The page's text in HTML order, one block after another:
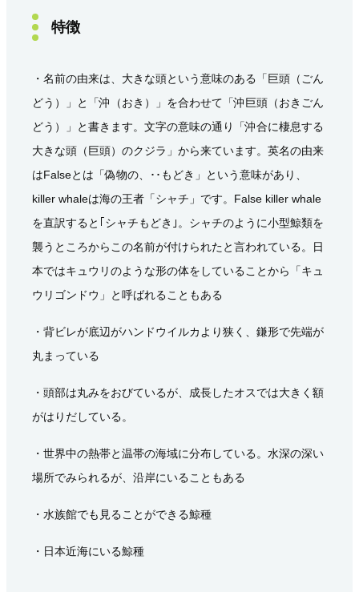
特徴
・名前の由来は、大きな頭という意味のある「巨頭（ごん
どう）」と「沖（おき）」を合わせて「沖巨頭（おきごん
どう）」と書きます。文字の意味の通り「沖合に棲息する
大きな頭（巨頭）のクジラ」から来ています。英名の由来
はFalseとは「偽物の、･･もどき」という意味があり、
killer whaleは海の王者「シャチ」です。False killer whale
を直訳すると｢シャチもどき｣。シャチのように小型鯨類を
襲うところからこの名前が付けられたと言われている。日
本ではキュウリのような形の体をしていることから「キュ
ウリゴンドウ」と呼ばれることもある
・背ビレが底辺がハンドウイルカより狭く、鎌形で先端が
丸まっている
・頭部は丸みをおびているが、成長したオスでは大きく額
がはりだしている。
・世界中の熱帯と温帯の海域に分布している。水深の深い
場所でみられるが、沿岸にいることもある
・水族館でも見ることができる鯨種
・日本近海にいる鯨種